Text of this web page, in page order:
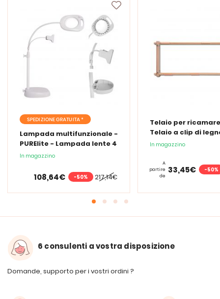
SPEDIZIONE GRATUITA *
Lampada multifunzionale -
PURElite - Lampada lente 4
in 1
In magazzino
217,14€
108,64€ -50%
Telaio per
Telaio a clip di
In magazzino
A
partire
de
33,45€ -50%
6 consulenti a vostra disposizione
Domande, supporto per i vostri ordini ?